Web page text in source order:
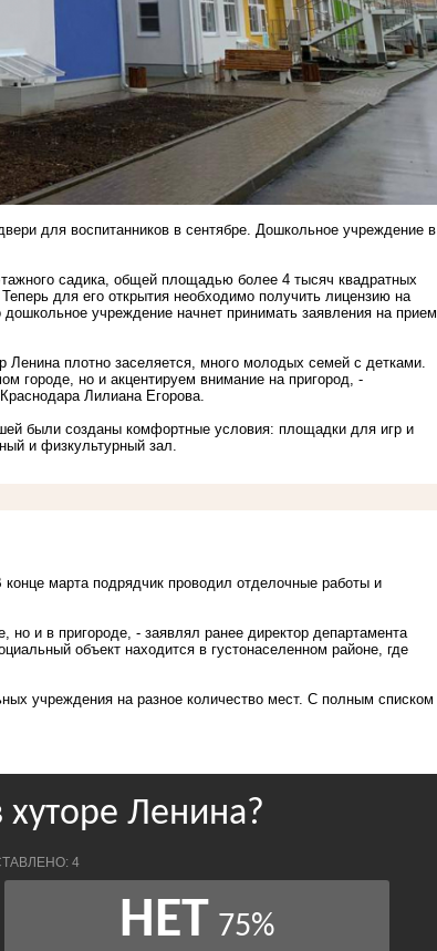
для воспитанников в сентябре. Дошкольное учреждение в
садика, общей площадью более 4 тысяч квадратных
для его открытия необходимо получить лицензию на
учреждение начнет принимать заявления на прием
плотно заселяется, много молодых семей с детками.
городе, но и акцентируем внимание на пригород, -
Лилиана Егорова.
были созданы комфортные условия: площадки для игр и
и физкультурный зал.
марта подрядчик проводил отделочные работы и
и в пригороде, - заявлял ранее директор департамента
объект находится в густонаселенном районе, где
учреждения на разное количество мест. С полным списком